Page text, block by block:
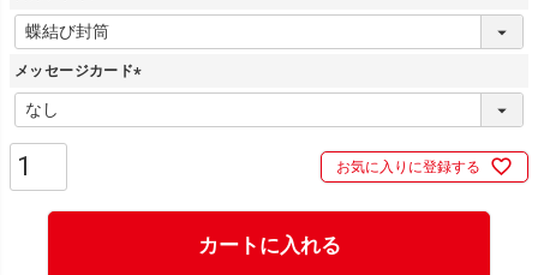
(
必
須
)
メッセージカード
必
お気に入りに登録する
カートに入れる